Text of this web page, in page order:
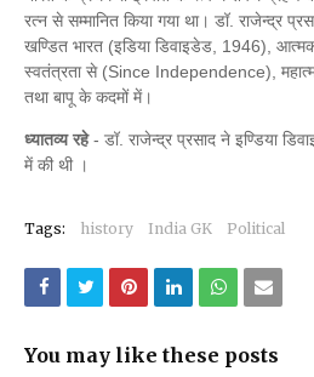
रत्न से सम्मानित किया गया था। डॉ. राजेन्द्र
खण्डित भारत (इडिया डिवाइडेड, 1946),
स्वतंत्रता से (Since Independence),
तथा बापू के कदमों में।
ध्यातव्य रहे- डॉ. राजेन्द्र प्रसाद ने इण्डिया
में की थी ।
Tags: history India GK Political
You may like these posts